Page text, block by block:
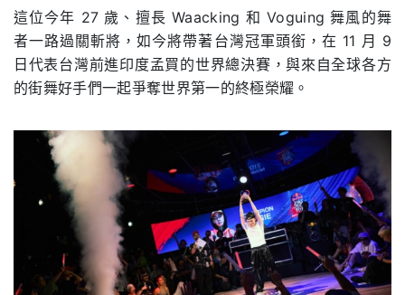
這位今年 27 歲、擅長 Waacking 和 Voguing 舞風的舞
者一路過關斬將，如今將帶著台灣冠軍頭銜，在 11 月 9
日代表台灣前進印度孟買的世界總決賽，與來自全球各方
的街舞好手們一起爭奪世界第一的終極榮耀。